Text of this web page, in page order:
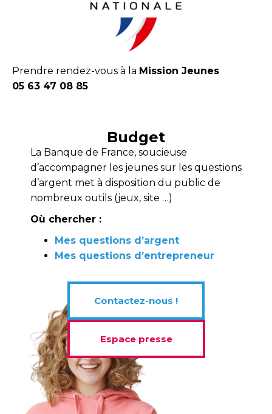
Prendre rendez-vous à la Mission Jeunes
05 63 47 08 85
Budget
La Banque de France, soucieuse
d’accompagner les jeunes sur les questions
d’argent met à disposition du public de
nombreux outils (jeux, site …)
Où chercher :
Mes questions d’argent
Mes questions d’entrepreneur
Contactez-nous !
Espace presse